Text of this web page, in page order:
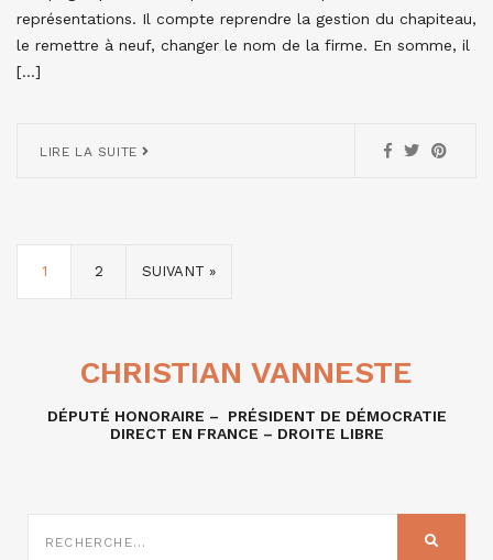
représentations. Il compte reprendre la gestion du chapiteau,
le remettre à neuf, changer le nom de la firme. En somme, il
[…]
LIRE LA SUITE
1 2 SUIVANT »
CHRISTIAN VANNESTE
DÉPUTÉ HONORAIRE – PRÉSIDENT DE DÉMOCRATIE
DIRECT EN FRANCE – DROITE LIBRE
SUR